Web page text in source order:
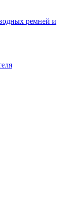
ремней и